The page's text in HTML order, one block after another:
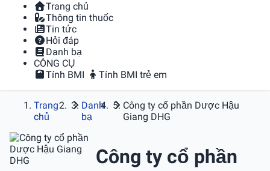
Trang chủ
Thông tin thuốc
Tin tức
Hỏi đáp
Danh bạ
CÔNG CỤ
Tính BMI
Tính BMI trẻ em
Trang
chủ
Danh
bạ
Công ty cổ phần Dược Hậu
Giang DHG
Công ty cổ phần